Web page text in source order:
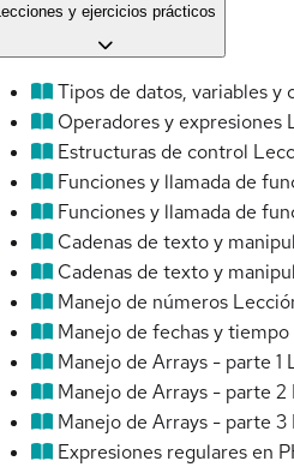
Lecciones y ejercicios prácticos
Tipos de datos, variables y
Operadores y expresiones
Estructuras de control
Funciones y llamada de
Funciones y llamada de
Cadenas de texto y
Cadenas de texto y
Manejo de números
Manejo de fechas y tiempo
Manejo de Arrays - parte 1
Manejo de Arrays - parte 2
Manejo de Arrays - parte 3
Expresiones regulares en